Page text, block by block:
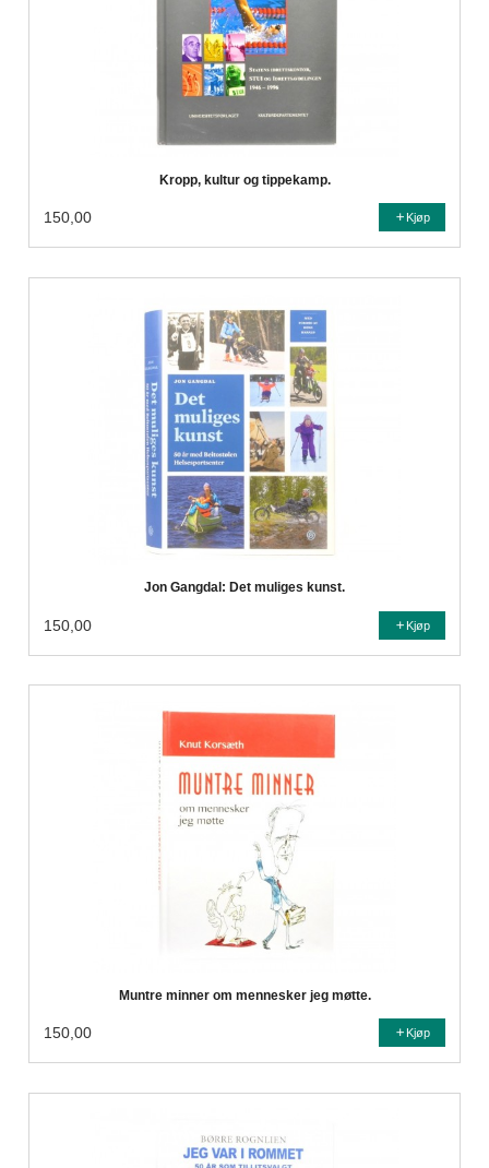
Kropp, kultur og tippekamp.
150,00 Kjøp
Jon Gangdal: Det muliges kunst.
150,00 Kjøp
Muntre minner om mennesker jeg møtte.
150,00 Kjøp